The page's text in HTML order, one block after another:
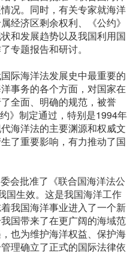
况。同时，有关专家就海洋
经济区剩余权利、《公约》
和发展趋势以及我国利用国
专题报告和研讨。
际海洋法发展史中最重要的
事务的各个方面，对国家在
全面、明确的规范，被誉
》制定通过，特别是1994年
海洋法的主要渊源和权威文
了重要影响，有力推动了国
会批准了《联合国海洋法公
国生效。这是我国海洋工作
我国海洋事业进入了一个新
国带来了在更广阔的海域范
也为维护海洋权益、保护海
理确立了正式的国际法律依